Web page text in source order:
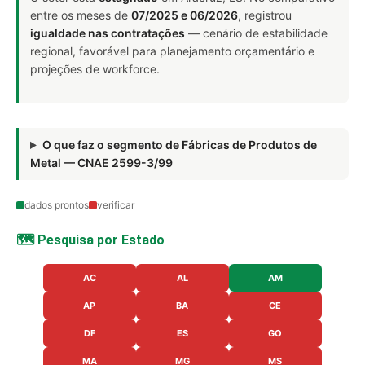
entre os meses de 07/2025 e 06/2026, registrou
igualdade nas contratações — cenário de estabilidade
regional, favorável para planejamento orçamentário e
projeções de workforce.
O que faz o segmento de Fábricas de Produtos de
Metal — CNAE 2599-3/99
dados prontos verificar
🗺️ Pesquisa por Estado
AC AL AM
AP BA CE
DF ES GO
MA MG MS